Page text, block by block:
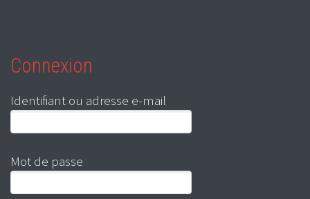
Connexion
Identifiant ou adresse e-mail
Mot de passe